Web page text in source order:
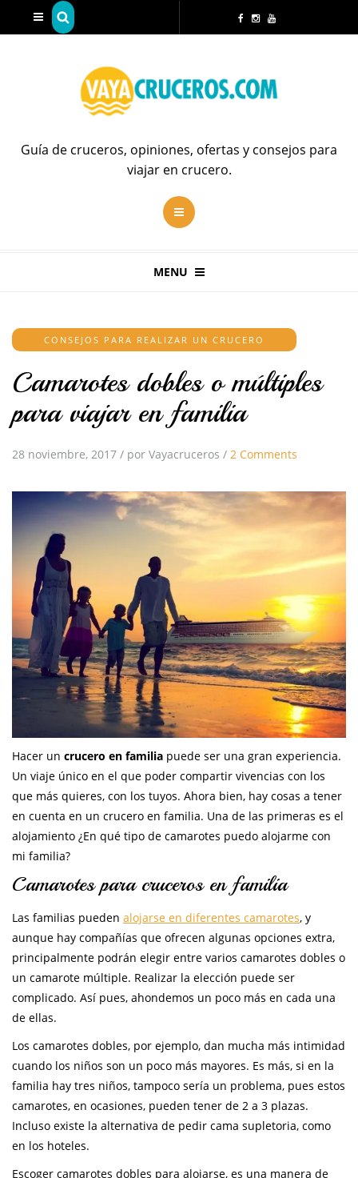
Guía de cruceros, opiniones, ofertas y consejos para
viajar en crucero.
MENU
CONSEJOS PARA REALIZAR UN CRUCERO
Camarotes dobles o múltiples
para viajar en familia
28 noviembre, 2017 / por Vayacruceros / 2 Comments
Hacer un crucero en familia puede ser una gran experiencia.
Un viaje único en el que poder compartir vivencias con los
que más quieres, con los tuyos. Ahora bien, hay cosas a tener
en cuenta en un crucero en familia. Una de las primeras es el
alojamiento ¿En qué tipo de camarotes puedo alojarme con
mi familia?
Camarotes para cruceros en familia
Las familias pueden alojarse en diferentes camarotes, y
aunque hay compañías que ofrecen algunas opciones extra,
principalmente podrán elegir entre varios camarotes dobles o
un camarote múltiple. Realizar la elección puede ser
complicado. Así pues, ahondemos un poco más en cada una
de ellas.
Los camarotes dobles, por ejemplo, dan mucha más intimidad
cuando los niños son un poco más mayores. Es más, si en la
familia hay tres niños, tampoco sería un problema, pues estos
camarotes, en ocasiones, pueden tener de 2 a 3 plazas.
Incluso existe la alternativa de pedir cama supletoria, como
en los hoteles.
Escoger camarotes dobles para alojarse, es una manera de